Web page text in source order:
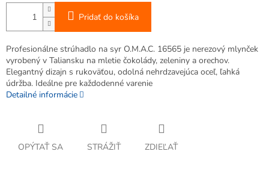
Pridať do košíka
Profesionálne strúhadlo na syr O.M.A.C. 16565 je nerezový mlynček
vyrobený v Taliansku na mletie čokolády, zeleniny a orechov.
Elegantný dizajn s rukoväťou, odolná nehrdzavejúca oceľ, ľahká
údržba. Ideálne pre každodenné varenie
Detailné informácie
OPÝTAŤ SA STRÁŽIŤ ZDIEĽAŤ